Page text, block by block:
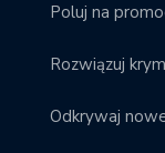
Poluj na
Rozwiązuj
Odkrywaj